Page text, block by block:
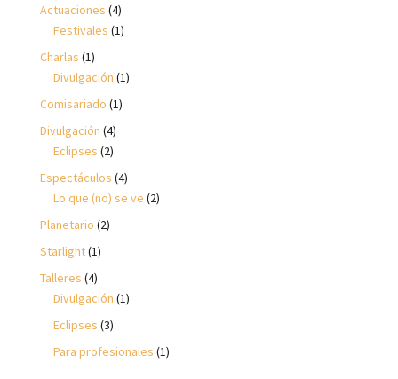
Actuaciones (4)
Festivales (1)
Charlas (1)
Divulgación (1)
Comisariado (1)
Divulgación (4)
Eclipses (2)
Espectáculos (4)
Lo que (no) se ve (2)
Planetario (2)
Starlight(1)
Talleres (4)
Divulgación (1)
Eclipses (3)
Para profesionales (1)